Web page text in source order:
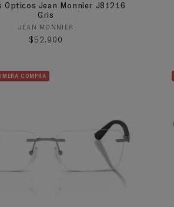
Ópticos Jean Monnier J81216
Gris
Proveedor:
JEAN MONNIER
Precio habitual
$52.900
COMPRA